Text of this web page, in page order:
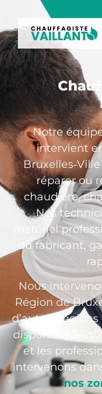
Notre
intervient
réparer ou
chaudière,
Nos
matériel
du fabricant,
Nous
Région de
d’autres
disponible 24h/
et les
intervenons
nos